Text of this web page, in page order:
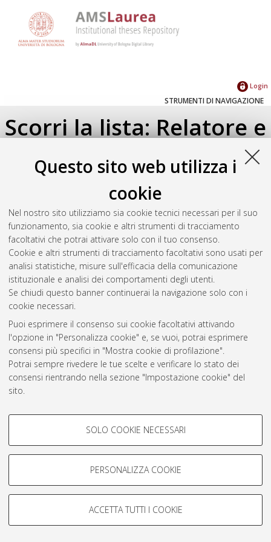
Questo sito web utilizza i
cookie
Nel nostro sito utilizziamo sia cookie tecnici necessari per il suo
funzionamento, sia cookie e altri strumenti di tracciamento
facoltativi che potrai attivare solo con il tuo consenso.
Cookie e altri strumenti di tracciamento facoltativi sono usati per
analisi statistiche, misure sull'efficacia della comunicazione
istituzionale e analisi dei comportamenti degli utenti.
Se chiudi questo banner continuerai la navigazione solo con i
cookie necessari.
Puoi esprimere il consenso sui cookie facoltativi attivando
l'opzione in "Personalizza cookie" e, se vuoi, potrai esprimere
consensi più specifici in "Mostra cookie di profilazione".
Potrai sempre rivedere le tue scelte e verificare lo stato dei
consensi rientrando nella sezione "Impostazione cookie" del
sito.
COOKIE DI PROFILAZIONE -
Si tratta di cookie utilizzati per analizzare le caratteristiche della
navigazione degli utenti, creare profili in base al loro comportamento
Mostra cookie di profilazione
COOKIE TECNICI - NECESSARI
SOLO COOKIE NECESSARI
PERSONALIZZA COOKIE
ACCETTA TUTTI I COOKIE
Login
STRUMENTI DI NAVIGAZIONE
Scorri la lista: Relatore e
Correlatore
Seleziona un valore dall'elenco sottostante.
2023(1)
2022(1)
Atom
Rss 1.0
AMS Laurea
Servizio implementato e gestito da AlmaDL
Condizioni d’uso del sito